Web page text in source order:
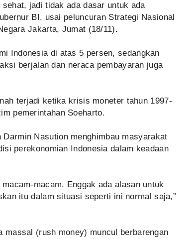
jadi tidak ada dasar untuk ada
BI, usai peluncuran Strategi Nasional
Jakarta, Jumat (18/11).
Indonesia di atas 5 persen, sedangkan
berjalan dan neraca pembayaran juga
terjadi ketika krisis moneter tahun 1997-
pemerintahan Soeharto.
Nasution menghimbau masyarakat
perekonomian Indonesia dalam keadaan
macam. Enggak ada alasan untuk
itu dalam situasi seperti ini normal saja,”
massal (rush money) muncul berbarengan